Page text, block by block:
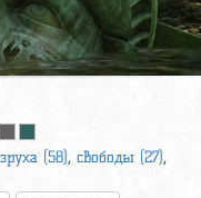
(58), свободы (27),